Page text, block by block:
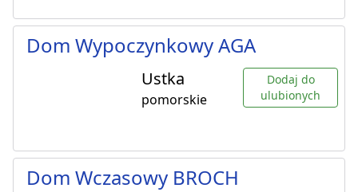
Dom Wypoczynkowy AGA
Ustka
pomorskie
Dodaj do
ulubionych
Dom Wczasowy BROCH